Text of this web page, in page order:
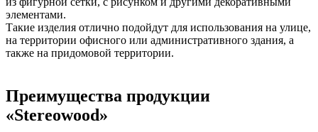
элементами.
Такие изделия отлично подойдут для использования на улице,
на территории офисного или административного здания, а
также на придомовой территории.
Преимущества продукции
«Stereowood»